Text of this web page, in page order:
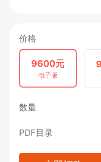
价格
9600元
电子版
数量
PDF目录